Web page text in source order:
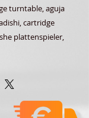
turntable, aguja
cartridge
plattenspieler,